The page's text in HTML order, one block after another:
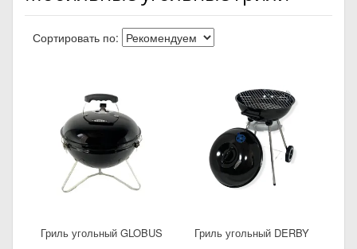
Сортировать по:
Гриль угольный GLOBUS Гриль угольный DERBY